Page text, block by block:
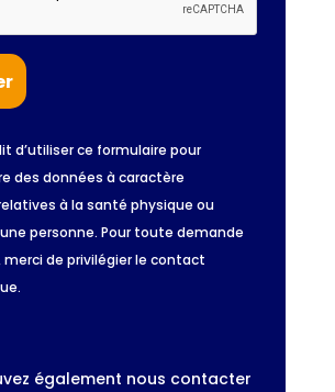
d’utiliser ce formulaire pour
des données à caractère
à la santé physique ou
personne. Pour toute demande
merci de privilégier le contact
également nous contacter